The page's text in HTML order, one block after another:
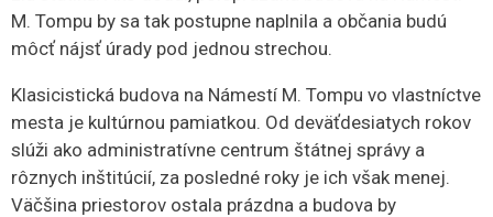
M. Tompu by sa tak postupne naplnila a občania budú
môcť nájsť úrady pod jednou strechou.
Klasicistická budova na Námestí M. Tompu vo vlastníctve
mesta je kultúrnou pamiatkou. Od deväťdesiatych rokov
slúži ako administratívne centrum štátnej správy a
rôznych inštitúcií, za posledné roky je ich však menej.
Väčšina priestorov ostala prázdna a budova by